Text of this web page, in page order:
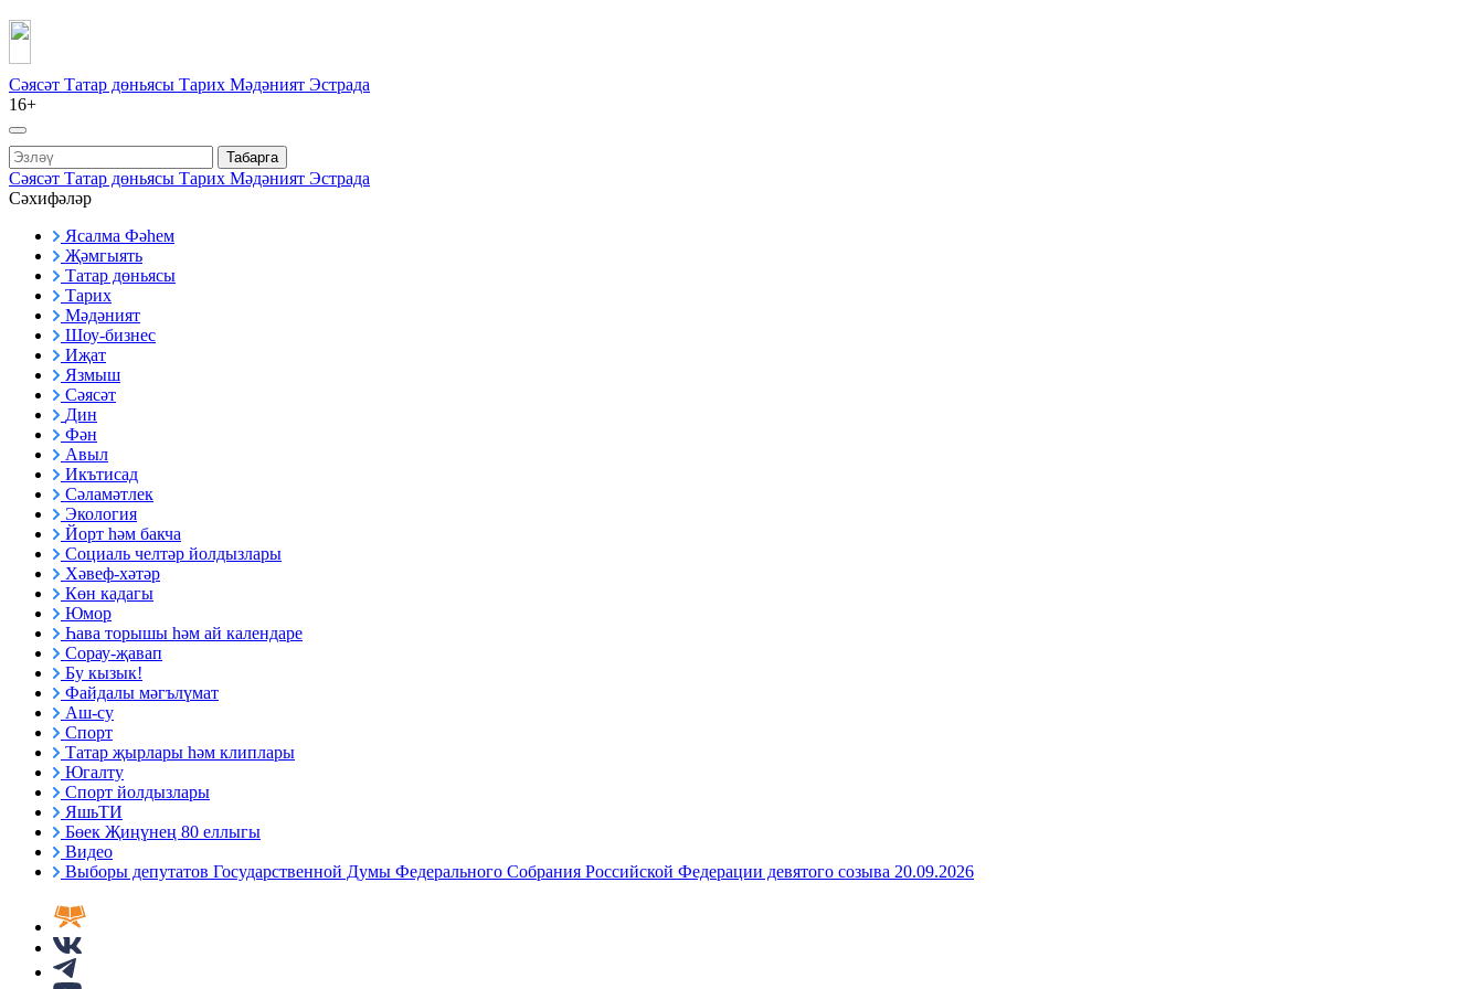
Сәясәт Татар дөньясы Тарих Мәдәният Эстрада
16+
Табарга
Сәясәт Татар дөньясы Тарих Мәдәният Эстрада
Сәхифәләр
Ясалма Фәһем
Җәмгыять
Татар дөньясы
Тарих
Мәдәният
Шоу-бизнес
Иҗат
Язмыш
Сәясәт
Дин
Фән
Авыл
Икътисад
Сәламәтлек
Экология
Йорт һәм бакча
Социаль челтәр йолдызлары
Хәвеф-хәтәр
Көн кадагы
Юмор
Һава торышы һәм ай календаре
Сорау-җавап
Бу кызык!
Файдалы мәгълүмат
Аш-су
Спорт
Татар җырлары һәм клиплары
Югалту
Спорт йолдызлары
ЯшьТИ
Бөек Җиңүнең 80 еллыгы
Видео
Выборы депутатов Государственной Думы Федерального Собрания Российской Федерации девятого созыва 20.09.2026